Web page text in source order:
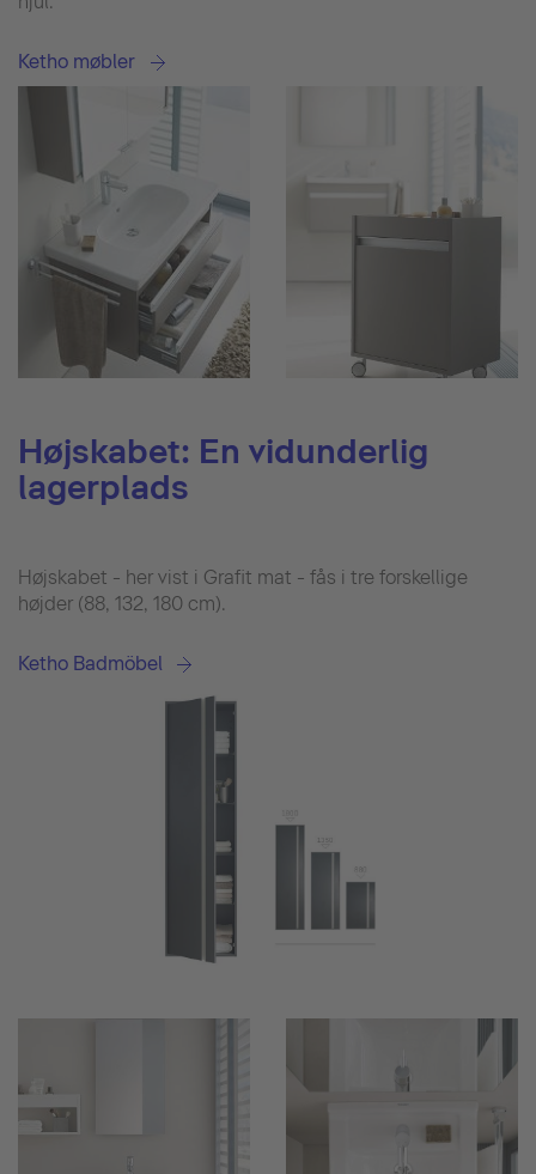
Ketho møbler
Højskabet: En vidunderlig
lagerplads
Højskabet - her vist i Grafit mat - fås i tre forskellige
højder (88, 132, 180 cm).
Ketho Badmöbel